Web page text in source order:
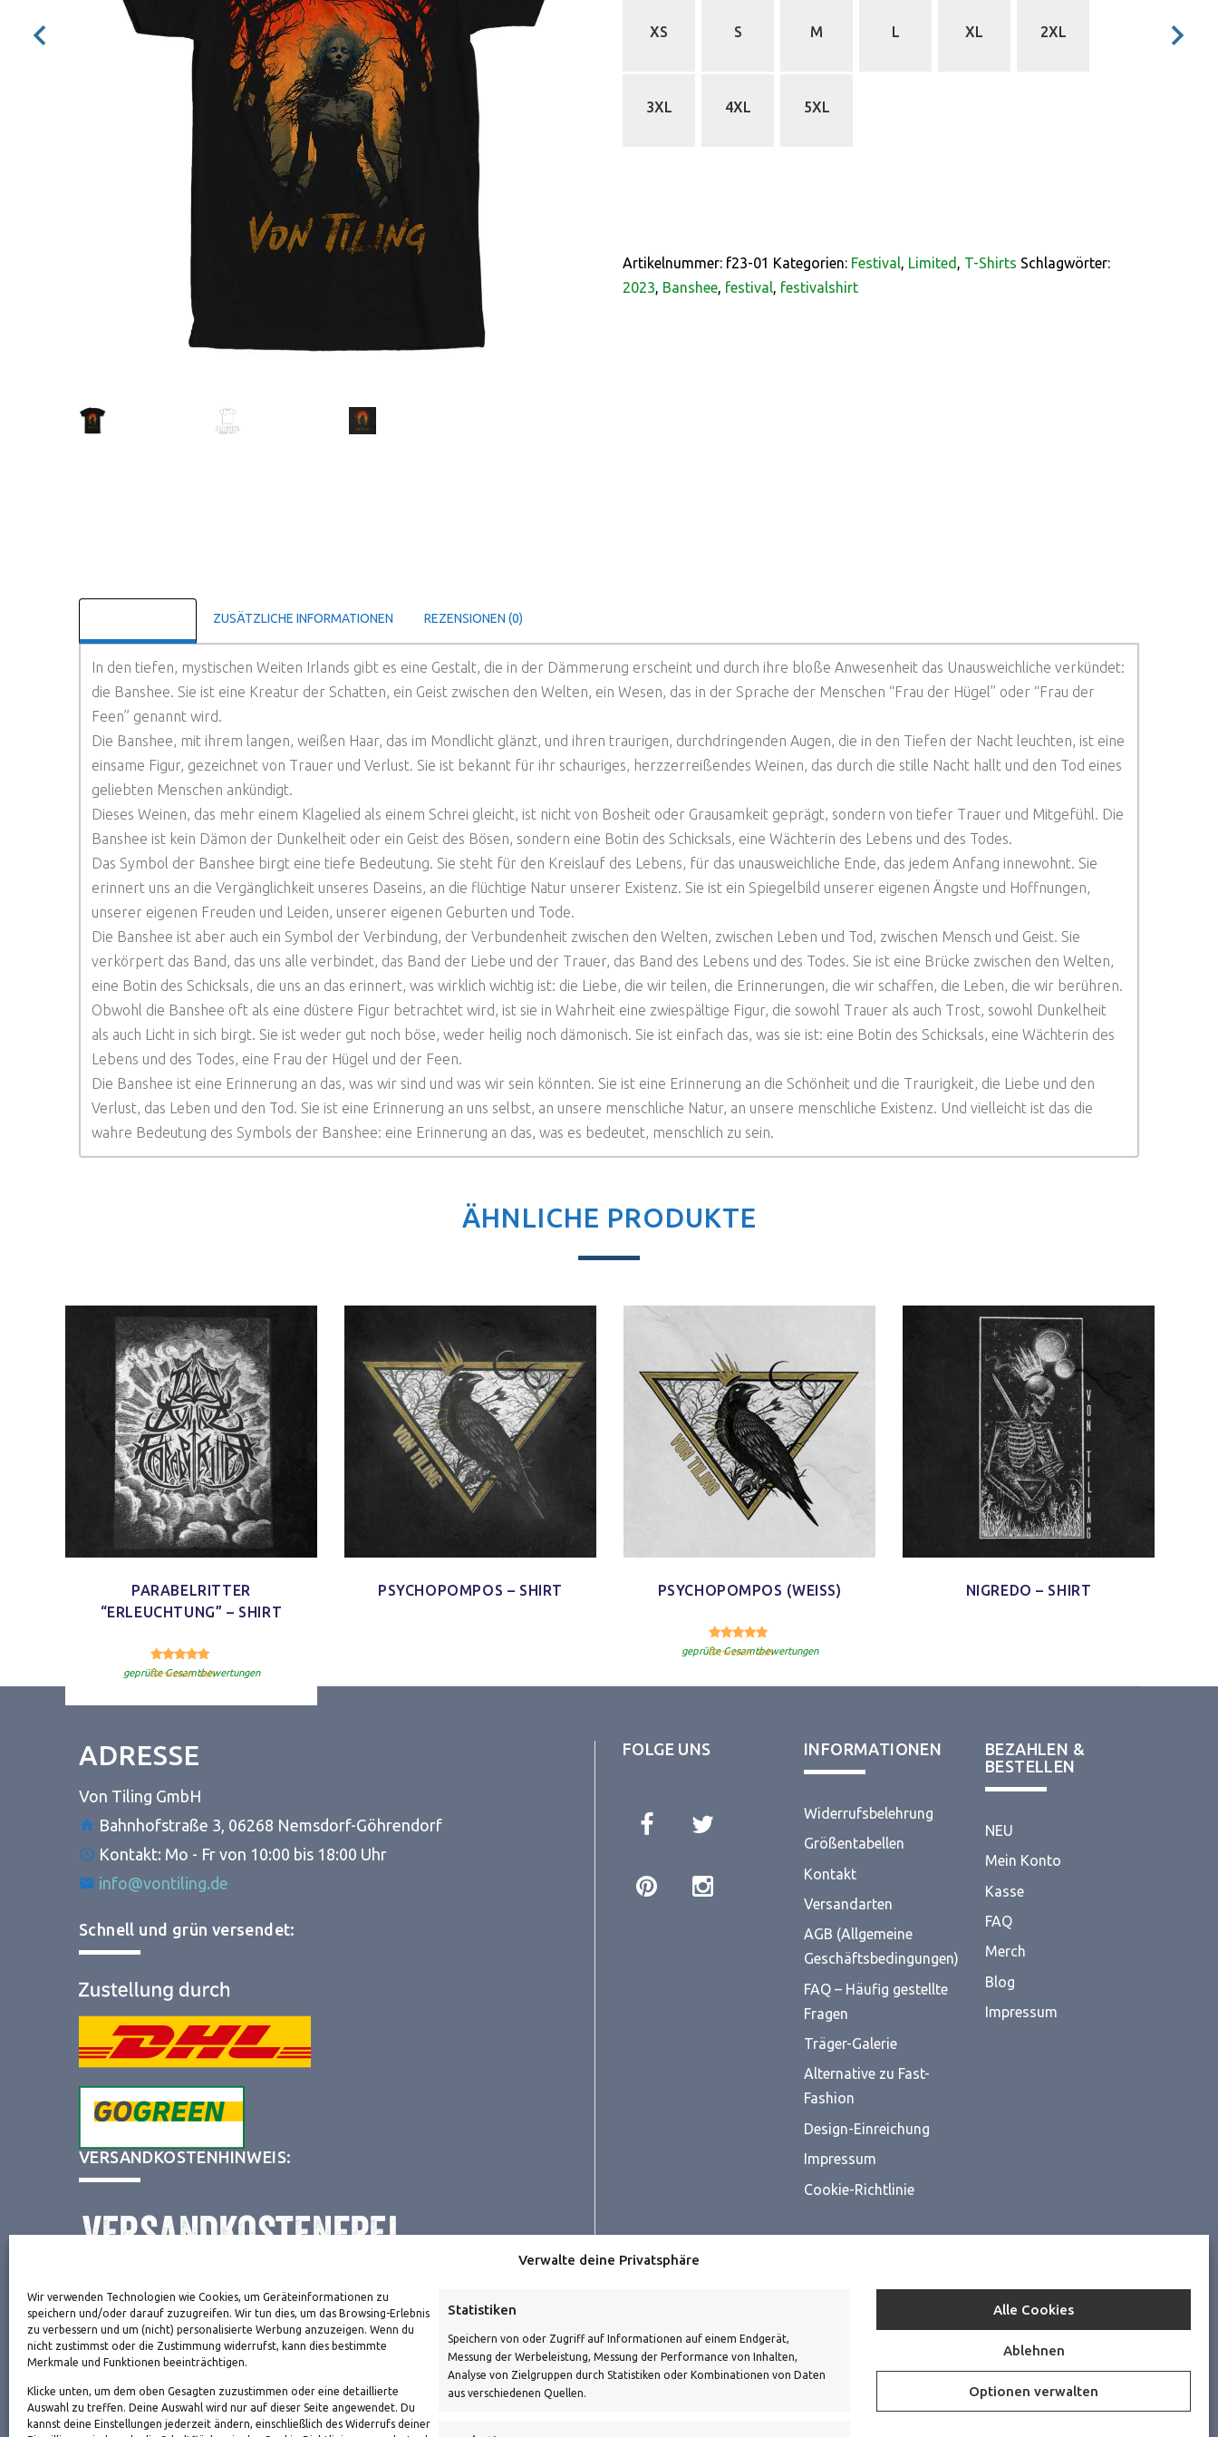
Verwalte deine Privatsphäre
Wir verwenden Technologien wie Cookies, um Geräteinformationen zu
speichern und/oder darauf zuzugreifen. Wir tun dies, um das Browsing-Erlebnis
zu verbessern und um (nicht) personalisierte Werbung anzuzeigen. Wenn du
nicht zustimmst oder die Zustimmung widerrufst, kann dies bestimmte
Merkmale und Funktionen beeinträchtigen.
Klicke unten, um dem oben Gesagten zuzustimmen oder eine detaillierte
Auswahl zu treffen. Deine Auswahl wird nur auf dieser Seite angewendet. Du
kannst deine Einstellungen jederzeit ändern, einschließlich des Widerrufs deiner
Statistiken
Speichern von oder Zugriff auf Informationen auf einem Endgerät,
Messung der Werbeleistung, Messung der Performance von Inhalten,
Analyse von Zielgruppen durch Statistiken oder Kombinationen von Daten
aus verschiedenen Quellen.
Alle Cookies
Ablehnen
Optionen verwalten
XS S M L XL 2XL
3XL 4XL 5XL
Artikelnummer: f23-01 Kategorien: Festival Limited T-Shirts Schlagwörter:
2023 Banshee festival festivalshirt
ZUSÄTZLICHE INFORMATIONEN REZENSIONEN (0)
In den tiefen, mystischen Weiten Irlands gibt es eine Gestalt, die in der Dämmerung erscheint und durch ihre bloße Anwesenheit das Unausweichliche verkündet:
die Banshee. Sie ist eine Kreatur der Schatten, ein Geist zwischen den Welten, ein Wesen, das in der Sprache der Menschen “Frau der Hügel” oder “Frau der
Feen” genannt wird.
Die Banshee, mit ihrem langen, weißen Haar, das im Mondlicht glänzt, und ihren traurigen, durchdringenden Augen, die in den Tiefen der Nacht leuchten, ist eine
einsame Figur, gezeichnet von Trauer und Verlust. Sie ist bekannt für ihr schauriges, herzzerreißendes Weinen, das durch die stille Nacht hallt und den Tod eines
geliebten Menschen ankündigt.
Dieses Weinen, das mehr einem Klagelied als einem Schrei gleicht, ist nicht von Bosheit oder Grausamkeit geprägt, sondern von tiefer Trauer und Mitgefühl. Die
Banshee ist kein Dämon der Dunkelheit oder ein Geist des Bösen, sondern eine Botin des Schicksals, eine Wächterin des Lebens und des Todes.
Das Symbol der Banshee birgt eine tiefe Bedeutung. Sie steht für den Kreislauf des Lebens, für das unausweichliche Ende, das jedem Anfang innewohnt. Sie
erinnert uns an die Vergänglichkeit unseres Daseins, an die flüchtige Natur unserer Existenz. Sie ist ein Spiegelbild unserer eigenen Ängste und Hoffnungen,
unserer eigenen Freuden und Leiden, unserer eigenen Geburten und Tode.
Die Banshee ist aber auch ein Symbol der Verbindung, der Verbundenheit zwischen den Welten, zwischen Leben und Tod, zwischen Mensch und Geist. Sie
verkörpert das Band, das uns alle verbindet, das Band der Liebe und der Trauer, das Band des Lebens und des Todes. Sie ist eine Brücke zwischen den Welten,
eine Botin des Schicksals, die uns an das erinnert, was wirklich wichtig ist: die Liebe, die wir teilen, die Erinnerungen, die wir schaffen, die Leben, die wir berühren.
Obwohl die Banshee oft als eine düstere Figur betrachtet wird, ist sie in Wahrheit eine zwiespältige Figur, die sowohl Trauer als auch Trost, sowohl Dunkelheit
als auch Licht in sich birgt. Sie ist weder gut noch böse, weder heilig noch dämonisch. Sie ist einfach das, was sie ist: eine Botin des Schicksals, eine Wächterin des
Lebens und des Todes, eine Frau der Hügel und der Feen.
Die Banshee ist eine Erinnerung an das, was wir sind und was wir sein könnten. Sie ist eine Erinnerung an die Schönheit und die Traurigkeit, die Liebe und den
Verlust, das Leben und den Tod. Sie ist eine Erinnerung an uns selbst, an unsere menschliche Natur, an unsere menschliche Existenz. Und vielleicht ist das die
wahre Bedeutung des Symbols der Banshee: eine Erinnerung an das, was es bedeutet, menschlich zu sein.
ÄHNLICHE PRODUKTE
PARABELRITTER
“ERLEUCHTUNG” – SHIRT
Bewertet mit 4.33
geprüfte Gesamtbewertungen
PSYCHOPOMPOS – SHIRT PSYCHOPOMPOS (WEISS)
Bewertet mit 5.00
geprüfte Gesamtbewertungen
NIGREDO – SHIRT
ADRESSE
Von Tiling GmbH
Bahnhofstraße 3, 06268 Nemsdorf-Göhrendorf
Kontakt: Mo - Fr von 10:00 bis 18:00 Uhr
info@vontiling.de
Schnell und grün versendet:
VERSANDKOSTENHINWEIS:
NEWSLETTER
Danke, deine Registrierung war erfolgreich! Bitte prüfe dein E-Mail-Konto für
die Bestätigung.
FOLGE UNS INFORMATIONEN
Widerrufsbelehrung
Größentabellen
Kontakt
Versandarten
AGB (Allgemeine
Geschäftsbedingungen)
FAQ – Häufig gestellte
Fragen
Träger-Galerie
Alternative zu Fast-
Fashion
Design-Einreichung
Impressum
Cookie-Richtlinie
BEZAHLEN &
BESTELLEN
NEU
Mein Konto
Kasse
FAQ
Merch
Blog
Impressum